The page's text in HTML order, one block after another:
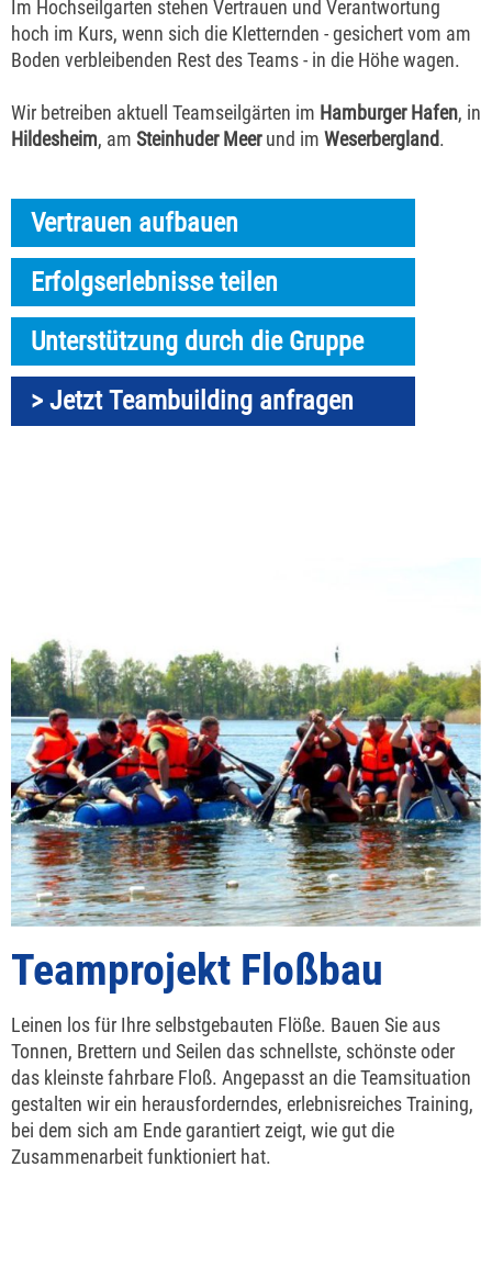
Im Hochseilgarten stehen Vertrauen und Verantwortung
hoch im Kurs, wenn sich die Kletternden - gesichert vom am
Boden verbleibenden Rest des Teams - in die Höhe wagen.
Wir betreiben aktuell Teamseilgärten im Hamburger Hafen, in
Hildesheim, am Steinhuder Meerund im Weserbergland.
Vertrauen aufbauen
Erfolgserlebnisse teilen
Unterstützung durch die Gruppe
> Jetzt Teambuilding anfragen
Teamprojekt Floßbau
Leinen los für Ihre selbstgebauten Flöße. Bauen Sie aus
Tonnen, Brettern und Seilen das schnellste, schönste oder
das kleinste fahrbare Floß. Angepasst an die Teamsituation
gestalten wir ein herausforderndes, erlebnisreiches Training,
bei dem sich am Ende garantiert zeigt, wie gut die
Zusammenarbeit funktioniert hat.